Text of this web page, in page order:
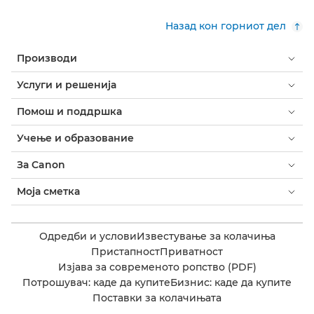
Назад кон горниот дел
Производи
Услуги и решенија
Помош и поддршка
Учење и образование
За Canon
Моја сметка
Одредби и условиИзвестување за колачиња
ПристапностПриватност
Изјава за современото ропство (PDF)
Потрошувач: каде да купитеБизнис: каде да купите
Поставки за колачињата